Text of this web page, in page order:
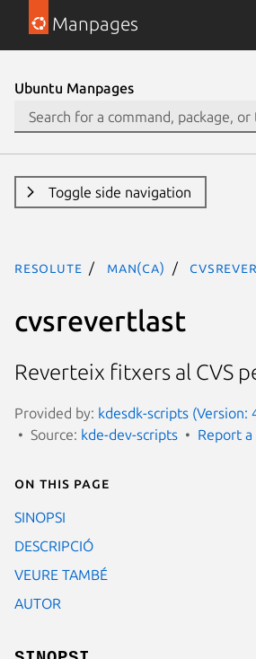
Manpages
Ubuntu Manpages
Toggle side navigation
resolute man(ca)
cvsrevertlast
Reverteix fitxers al CVS
Provided by: kdesdk-scripts (Version:
Source: kde-dev-scripts Report a
On this page
SINOPSI
DESCRIPCIÓ
VEURE TAMBÉ
AUTOR